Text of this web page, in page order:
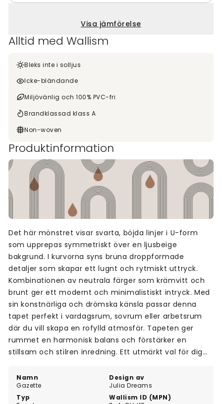
Visa jämförelse
Alltid med Wallism
Bleks inte i solljus
Icke-bländande
Miljövänlig och 100% PVC-fri
Brandklassad klass A
Non-woven
Produktinformation
Namn
Gazette
Design av
Julia Dreams
Typ
Wallism ID (MPN)
Det här mönstret visar svarta, böjda linjer i U-form
som upprepas symmetriskt över en ljusbeige
bakgrund. I kurvorna syns bruna droppformade
detaljer som skapar ett lugnt och rytmiskt uttryck.
Kombinationen av neutrala färger som krämvitt och
brunt ger ett modernt och minimalistiskt intryck. Med
sin konstnärliga och drömska känsla passar denna
tapet perfekt i vardagsrum, sovrum eller arbetsrum
där du vill skapa en rofylld atmosfär. Tapeten ger
rummet en harmonisk balans och förstärker en
stillsam och stilren inredning. Ett utmärkt val för dig